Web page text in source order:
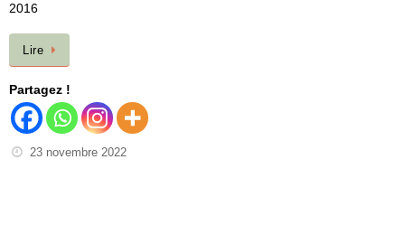
2016
Lire
Partagez !
23 novembre 2022